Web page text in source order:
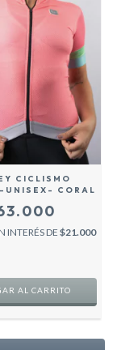
CICLISMO
UNISEX- CORAL
INTERÉS DE $21.000
AL CARRITO